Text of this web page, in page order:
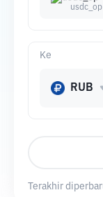
usdc_op
Ke
RUB
Terakhir